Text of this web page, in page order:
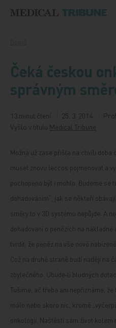
Čeká českou
správným
13 minut čtení 25. 3. 2014
Vyšlo v titulu Medical Tribune
Možná už zase přišla na chvíli doba
muset znovu leccos pojmenovat a
pochopeno být i mohlo. Budeme se
dohadováním“, jak se někteří
směry to v 3D systému nepůjde. A
dohadování o penězích na
tvrdit, že peněz na vše nově
Což na druhé straně budí naději na
zbytečného. Ubude‑li bludných
Tušíme, ač třeba ani nepřiznáme,
málo nebo skoro nic, kromě
onkologii. Naštěstí sám život kolem